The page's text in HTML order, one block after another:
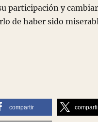
participación y
de haber sido
compartir